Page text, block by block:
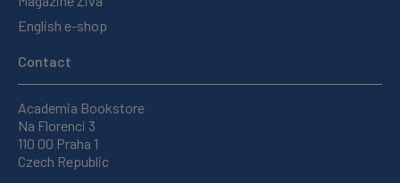
English e-shop
Contact
Academia Bookstore
Na Florenci 3
110 00 Praha 1
Czech Republic